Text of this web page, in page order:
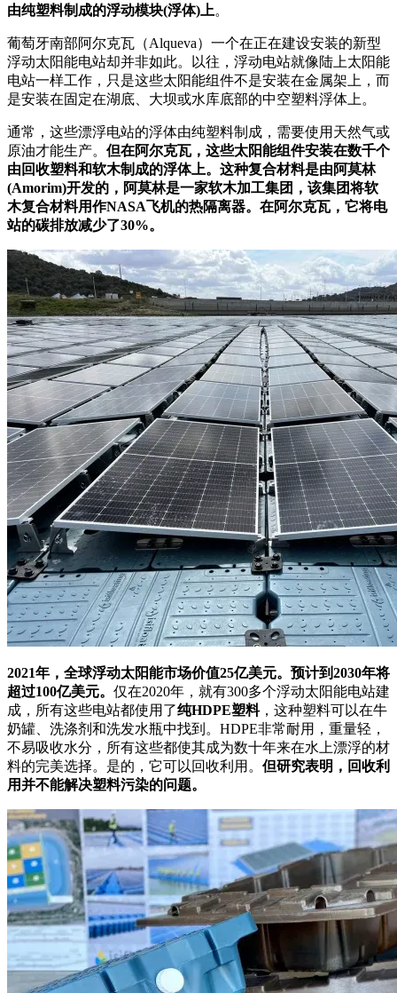
由纯塑料制成的浮动模块(浮体)上。
葡萄牙南部阿尔克瓦（Alqueva）一个在正在建设安装的新型
浮动太阳能电站却并非如此。以往，浮动电站就像陆上太阳能
电站一样工作，只是这些太阳能组件不是安装在金属架上，而
是安装在固定在湖底、大坝或水库底部的中空塑料浮体上。
通常，这些漂浮电站的浮体由纯塑料制成，需要使用天然气或
原油才能生产。 但在阿尔克瓦，这些太阳能组件安装在数千个
由回收塑料和软木制成的浮体上。这种复合材料是由阿莫林
(Amorim)开发的，阿莫林是一家软木加工集团，该集团将软
木复合材料用作NASA飞机的热隔离器。在阿尔克瓦，它将电
站的碳排放减少了30%。
2021年，全球浮动太阳能市场价值25亿美元。预计到2030年将
超过100亿美元。 仅在2020年，就有300多个浮动太阳能电站建
成，所有这些电站都使用了纯HDPE塑料，这种塑料可以在牛
奶罐、洗涤剂和洗发水瓶中找到。HDPE非常耐用，重量轻，
不易吸收水分，所有这些都使其成为数十年来在水上漂浮的材
料的完美选择。是的，它可以回收利用。 但研究表明，回收利
用并不能解决塑料污染的问题。